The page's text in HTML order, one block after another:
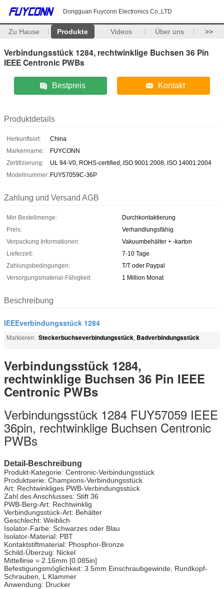
Dongguan Fuyconn Electronics Co,.LTD
Zu Hause Produkte Videos Über uns >>
Verbindungsstück 1284, rechtwinklige Buchsen 36 Pin
IEEE Centronic PWBs
Bestpreis Kontakt
Produktdetails
Herkunftsort:
China
Markenname:
FUYCONN
Zertifizierung:
UL 94-V0, ROHS-certified, ISO 9001:2008, ISO 14001:2004
Modellnummer: FUY57059C-36P
Zahlung und Versand AGB
Min Bestellmenge:
Durchkontaktierung
Preis:
Verhandlungsfähig
Verpackung Informationen:
Vakuumbehälter + -karton
Lieferzeit:
7-10 Tage
Zahlungsbedingungen:
T/T oder Paypal
Versorgungsmaterial-Fähigkeit:
1 Million Monat
Beschreibung
IEEEverbindungsstück 1284
Markieren: Steckerbuchseverbindungsstück, Badverbindungsstück
Verbindungsstück 1284,
rechtwinklige Buchsen 36 Pin IEEE
Centronic PWBs
Verbindungsstück 1284 FUY57059 IEEE
36pin, rechtwinklige Buchsen Centronic
PWBs
Detail-Beschreibung
Produkt-Kategorie: Centronic-Verbindungsstück
Produktserie: Champions-Verbindungsstück
Art: Rechtwinkliges PWB-Verbindungsstück
Zahl des Anschlusses: Stift 36
PWB-Berg-Art: Rechtwinklig
Verbindungsstück-Art: Behälter
Geschlecht: Weiblich
Isolator-Farbe: Schwarzes oder Blau
Isolator-Material: PBT
Kontaktstiftmaterial: Phosphor-Bronze
Schild-Überzug: Nickel
Mittellinie = 2.16mm [0.085in]
Befestigungsmöglichkeit: 3.5mm Einschraubgewinde, Rundkopf-
Schrauben, L Klammer
Anwendung: Drucker